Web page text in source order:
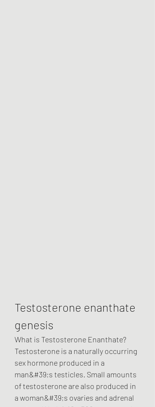
Testosterone enanthate
genesis
What is Testosterone Enanthate?
Testosterone is a naturally occurring
sex hormone produced in a
man&#39;s testicles. Small amounts
of testosterone are also produced in
a woman&#39;s ovaries and adrenal